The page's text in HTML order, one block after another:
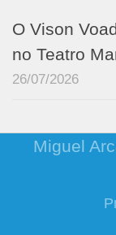
O Vison
no Teatro
26/07/2026
Miguel